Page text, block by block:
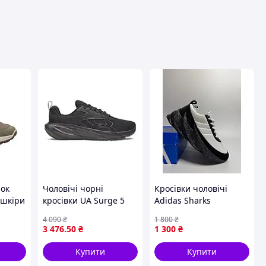
Чоловічі чорні
кросівки UA Surge 5
3 476.50 ₴
4 090₴
Купити
Кросівки чоловічі
Adidas Sharks
42 43 44
1 300 ₴
1 800₴
Купити